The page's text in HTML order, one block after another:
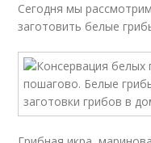
Сегодня мы
заготовить белые